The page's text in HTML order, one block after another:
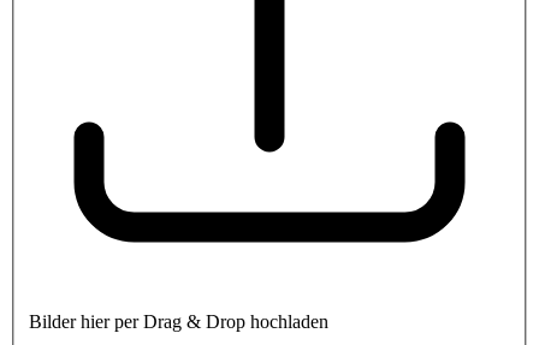
Bilder hier per Drag & Drop hochladen